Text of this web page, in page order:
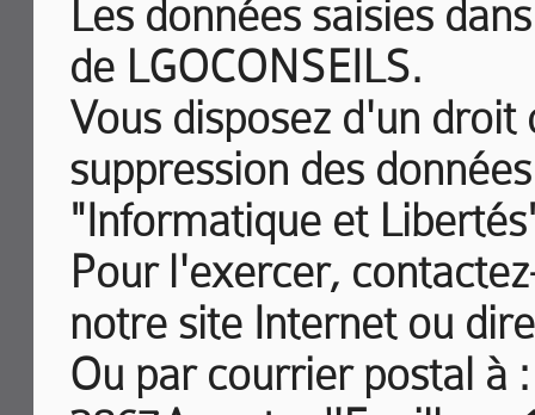
Les données saisies
de LGOCONSEILS.
Vous disposez d'un
suppression des
"Informatique et
Pour l'exercer,
notre site Internet ou
Ou par courrier postal à